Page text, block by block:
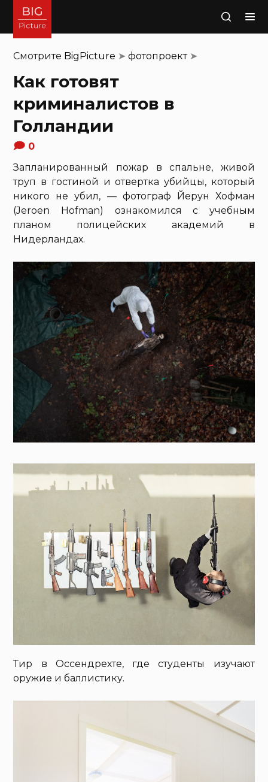
Поиск
Смотрите BigPicture ➤фотопроект➤
Как готовят
криминалистов в
Голландии
0
Запланированный пожар в спальне, живой
труп в гостиной и отвертка убийцы, который
никого не убил, — фотограф Йерун Хофман
(Jeroen Hofman) ознакомился с учебным
планом полицейских академий в
Нидерландах.
Тир в Оссендрехте, где студенты изучают
оружие и баллистику.